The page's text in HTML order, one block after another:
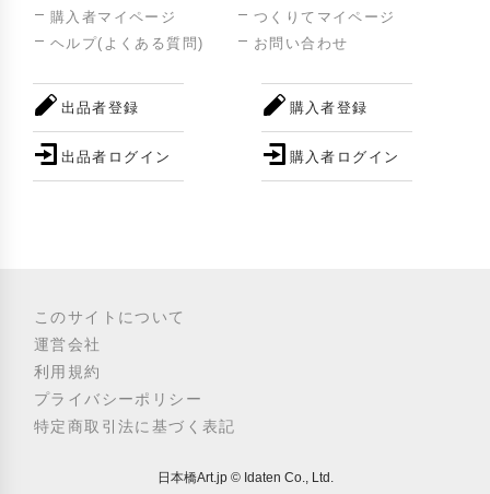
購入者マイページ
つくりてマイページ
ヘルプ(よくある質問)
お問い合わせ
出品者登録
出品者ログイン
購入者登録
購入者ログイン
このサイトについて
運営会社
利用規約
プライバシーポリシー
特定商取引法に基づく表記
日本橋Art.jp © Idaten Co., Ltd.